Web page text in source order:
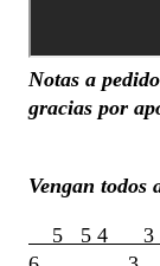
Notas a
gracias por
Vengan todos
5 5 4 3